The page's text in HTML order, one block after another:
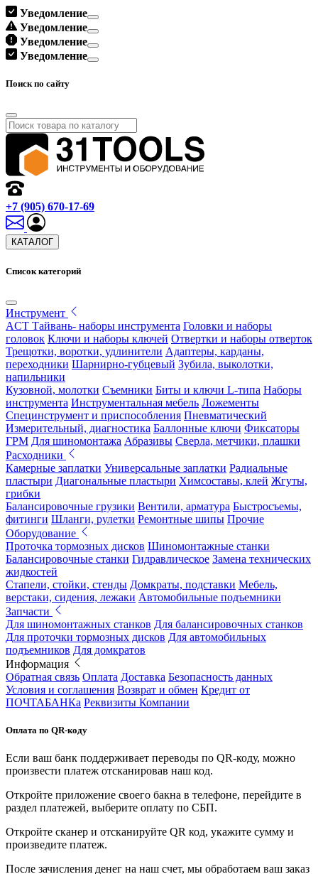
Уведомление
Уведомление
Уведомление
Уведомление
Поиск по сайту
+7 (905) 670-17-69
КАТАЛОГ
Список категорий
Инструмент
ACT Тайвань- наборы инструмента Головки и наборы
головок Ключи и наборы ключей Отвертки и наборы отверток
Трещотки, воротки, удлинители Адаптеры, карданы,
переходники Шарнирно-губцевый Зубила, выколотки,
напильники
Кузовной, молотки Съемники Биты и ключи L-типа Наборы
инструмента Инструментальная мебель Ложементы
Специнструмент и приспособления Пневматический
Измерительный, диагностика Баллонные ключи Фиксаторы
ГРМ Для шиномонтажа Абразивы Сверла, метчики, плашки
Расходники
Камерные заплатки Универсальные заплатки Радиальные
пластыри Диагональные пластыри Химсоставы, клей Жгуты,
грибки
Балансировочные грузики Вентили, арматура Быстросъемы,
фитинги Шланги, рулетки Ремонтные шипы Прочие
Оборудование
Проточка тормозных дисков Шиномонтажные станки
Балансировочные станки Гидравлическое Замена технических
жидкостей
Стапели, стойки, стенды Домкраты, подставки Мебель,
верстаки, сидения, лежаки Автомобильные подъемники
Запчасти
Для шиномонтажных станков Для балансировочных станков
Для проточки тормозных дисков Для автомобильных
подъемников Для домкратов
Информация
Обратная связь Оплата Доставка Безопасность данных
Условия и соглашения Возврат и обмен Кредит от
ПОЧТАБАНКа Реквизиты Компании
Оплата по QR-коду
Если ваш банк поддерживает переводы по QR-коду, можно
произвести платеж отсканировав наш код.
Откройте приложение своего бакна в телефоне, перейдите в
раздел платежей, выберите оплату по СБП.
Откройте сканер и отсканируйте QR код, укажите сумму и
произведите платеж.
После зачисления денег на наш счет, мы обработаем ваш заказ